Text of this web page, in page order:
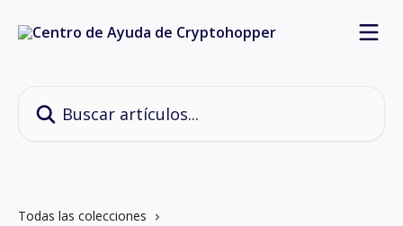
Todas las colecciones